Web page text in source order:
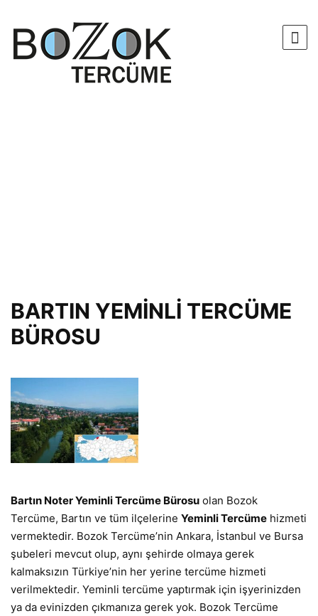
BARTIN YEMİNLİ TERCÜME
BÜROSU
Bartın Noter Yeminli Tercüme Bürosu olan Bozok
Tercüme, Bartın ve tüm ilçelerine Yeminli Tercüme hizmeti
vermektedir. Bozok Tercüme’nin Ankara, İstanbul ve Bursa
şubeleri mevcut olup, aynı şehirde olmaya gerek
kalmaksızın Türkiye’nin her yerine tercüme hizmeti
verilmektedir. Yeminli tercüme yaptırmak için işyerinizden
ya da evinizden çıkmanıza gerek yok. Bozok Tercüme